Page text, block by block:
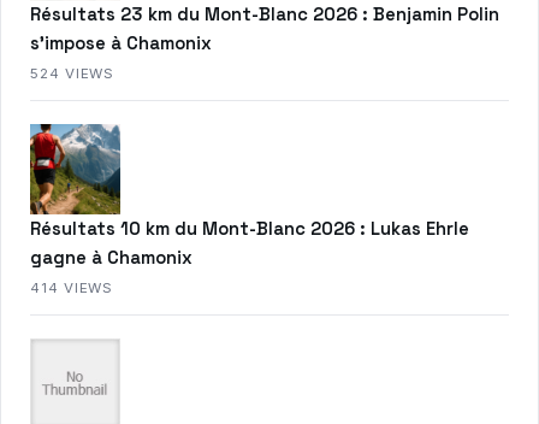
Résultats 23 km du Mont-Blanc 2026 : Benjamin Polin
s’impose à Chamonix
524 VIEWS
Résultats 10 km du Mont-Blanc 2026 : Lukas Ehrle
gagne à Chamonix
414 VIEWS